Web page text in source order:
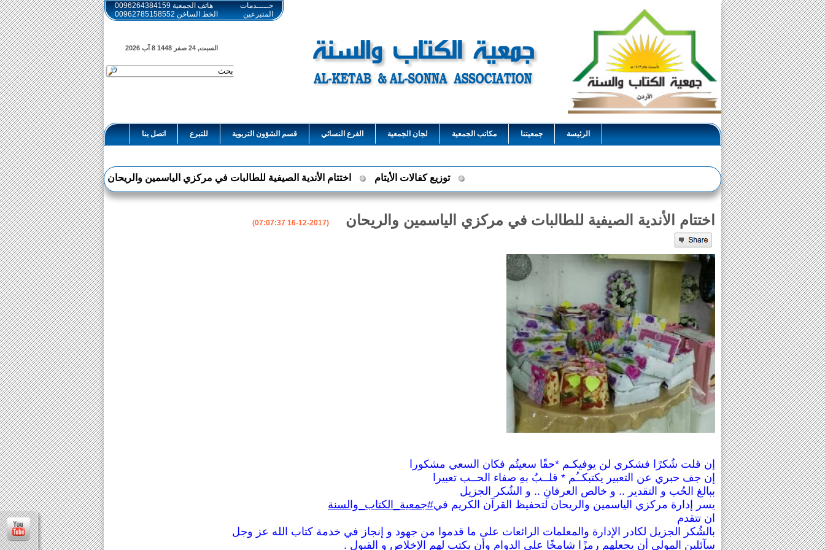
خـــــدمات
المتبرعين
هاتف الجمعية 0096264384159
الخط الساخن 00962785158552
السبت, 24 صفر 1448 8 آب 2026
الرئيسة جمعيتنا مكاتب الجمعية لجان الجمعية الفرع النسائي قسم الشؤون التربوية للتبرع اتصل بنا
اختتام الأندية الصيفية للطالبات في مركزي الياسمين والريحان (2017-12-16 07:07:37)
إن قلت شُكرًا فشكري لن يوفيكـم *حقًا سعيتُم فكان السعي مشكورا
إن جف حبري عن التعبير يكتبكــُم * قلــبٌ بهِ صفاء الحــب تعبيرا
ببالغ الحُب و التقدير .. و خالص العرفانِ .. و الشُكر الجزيل
يسر إدارة مركزي الياسمين والريحان لتحفيظ القرآن الكريم في‫#‏جمعية_الكتاب_والسنة‬
ان تتقدم
بالشُكر الجزيل لكادر الإدارة والمعلمات الرائعات على ما قدموا من جهود و إنجاز في خدمة كتاب الله عز وجل
سآئلين المولى أن يجعلهم رمزًا شامخًا على الدوام وأن يكتب لهم الإخلاص و القبول .